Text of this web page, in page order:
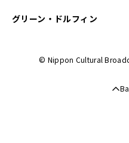
2024年11月
グリーン・ドルフィン
© Nippon Cultural